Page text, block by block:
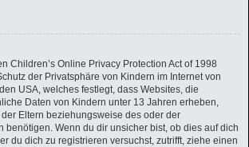
Children’s Online Privacy Protection Act of 1998
der Privatsphäre von Kindern im Internet von
USA, welches festlegt, dass Websites, die
Daten von Kindern unter 13 Jahren erheben,
Eltern beziehungsweise des oder der
benötigen. Wenn du dir unsicher bist, ob dies auf dich
du dich zu registrieren versuchst, zutrifft, ziehe einen